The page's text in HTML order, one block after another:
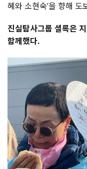
혜와 소현숙’을 향해 도
진실탐사그룹 셜록은
함께했다.